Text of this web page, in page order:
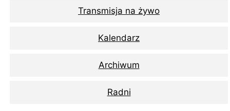
Transmisja na żywo
Kalendarz
Archiwum
Radni